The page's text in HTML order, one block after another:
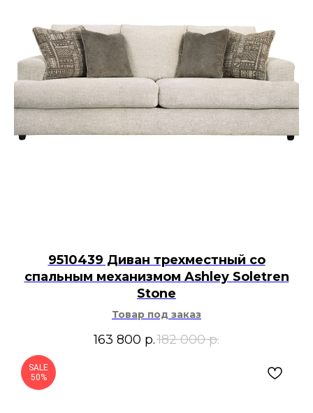
9510439 Диван трехместный со
спальным механизмом Ashley Soletren
Stone
Товар под заказ
163 800 р.182 000 р.
SALE
50%